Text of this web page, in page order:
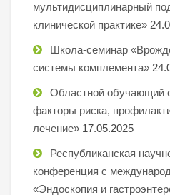
мультидисциплинарный
клинической практике»
Школа-семинар
системы комплемента»
Областной обучающий
факторы риска,
лечение» 17.05.2025
Республиканская
конференция с
«Эндоскопия и